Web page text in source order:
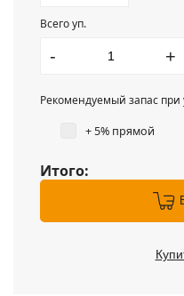
Всего уп.
- +
Рекомендуемый запас при
+ 5% прямой
Итого: